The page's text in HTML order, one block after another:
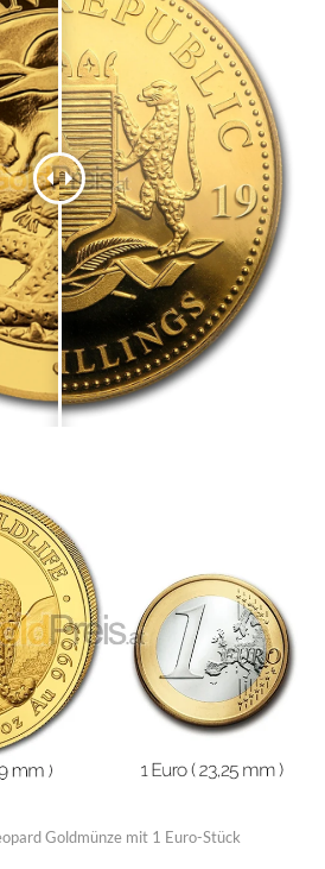
Goldmünze mit 1 Euro-Stück